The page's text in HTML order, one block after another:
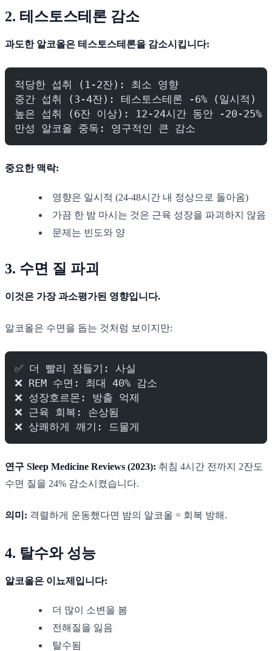
2. 테스토스테론 감소
과도한 알코올은 테스토스테론을 감소시킵니다:
적당한 섭취 (1-2잔): 최소 영향
중간 섭취 (3-4잔): 테스토스테론 -6% (일시적)
높은 섭취 (6잔 이상): 12-24시간 동안 -20-25%
만성 알코올 중독: 영구적인 큰 감소
중요한 맥락:
영향은 일시적 (24-48시간 내 정상으로 돌아옴)
가끔 한 밤 마시는 것은 근육 성장을 파괴하지 않음
문제는 빈도와 양
3. 수면 질 파괴
이것은 가장 과소평가된 영향입니다.
알코올은 수면을 돕는 것처럼 보이지만:
✅ 더 빨리 잠들기: 사실
❌ REM 수면: 최대 40% 감소
❌ 성장호르몬: 방출 억제
❌ 근육 회복: 손상됨
❌ 상쾌하게 깨기: 드물게
연구 Sleep Medicine Reviews (2023): 취침 4시간 전까지 2잔도
수면 질을 24% 감소시켰습니다.
의미: 격렬하게 운동했다면 밤의 알코올 = 회복 방해.
4. 탈수와 성능
알코올은 이뇨제입니다:
더 많이 소변을 봄
전해질을 잃음
탈수됨